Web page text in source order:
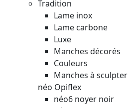
Tradition
Lame inox
Lame carbone
Luxe
Manches décorés
Couleurs
Manches à sculpter
néo Opiflex
néo6 noyer noir